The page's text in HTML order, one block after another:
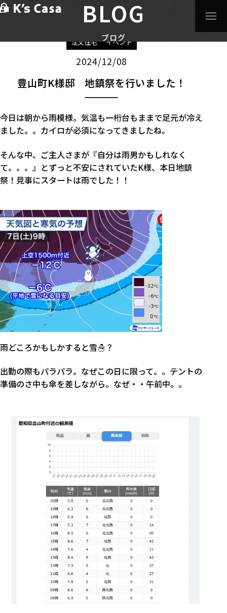
BLOG
ブログ
注文住宅>
豊山町K様邸 地鎮祭を行い
注文住宅 イベント
2024/12/08
豊山町K様邸 地鎮祭を行いました！
今日は朝から雨模様。気温も一桁台もままで足元が冷え
ました。。カイロが必須になってきましたね。
そんな中、ご主人さまが『自分は雨男かもしれなく
て。。。』とずっと不安にされていたK様、本日地鎮
祭！見事にスタートは雨でした！！
雨どころかもしかすると雪☃？
出勤の際もパラパラ。なぜこの日に限って。。テントの
準備のさ中も傘を差しながら。なぜ・・午前中。。